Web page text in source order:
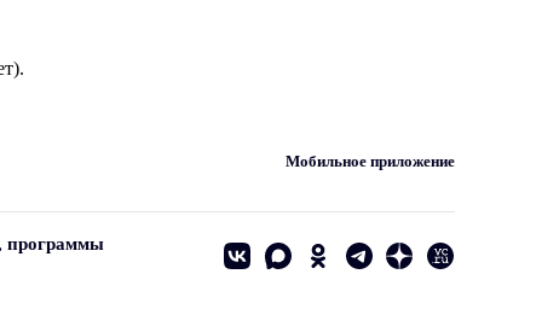
Мобильное приложение
программы